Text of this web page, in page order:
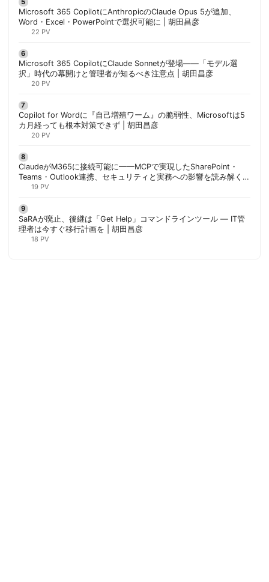
Microsoft 365 CopilotにAnthropicのClaude Opus 5が追加、
Word・Excel・PowerPointで選択可能に | 胡田昌彦
22 PV
Microsoft 365 CopilotにClaude Sonnetが登場——「モデル選
択」時代の幕開けと管理者が知るべき注意点 | 胡田昌彦
20 PV
Copilot for Wordに『自己増殖ワーム』の脆弱性、Microsoftは5
カ月経っても根本対策できず | 胡田昌彦
20 PV
ClaudeがM365に接続可能に——MCPで実現したSharePoint・
Teams・Outlook連携、セキュリティと実務への影響を読み解く |
胡田昌彦
19 PV
SaRAが廃止、後継は「Get Help」コマンドラインツール — IT管
理者は今すぐ移行計画を | 胡田昌彦
18 PV